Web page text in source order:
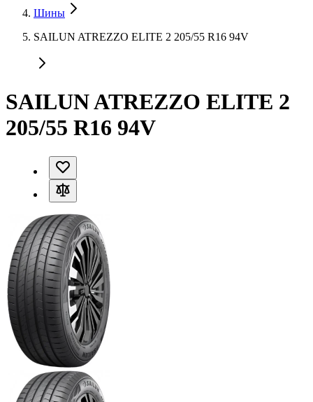
Шины
SAILUN ATREZZO ELITE 2 205/55 R16 94V
SAILUN ATREZZO ELITE 2
205/55 R16 94V